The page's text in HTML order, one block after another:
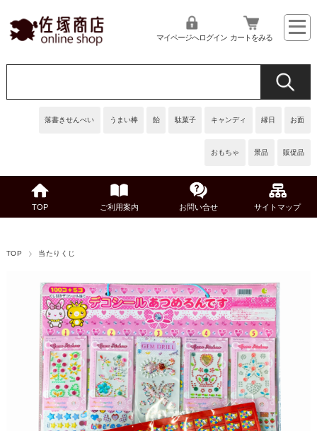
落書きせんべい うまい棒 飴 駄菓子 キャンディ 縁日 お面
おもちゃ 景品 販促品
マイページへログイン カートをみる
TOP ご利用案内 お問い合せ サイトマップ
TOP 当たりくじ